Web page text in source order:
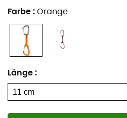
Farbe : Orange
Länge :